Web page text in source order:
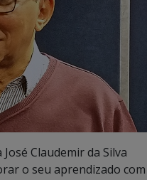
Claudemir da Silva
o seu aprendizado com